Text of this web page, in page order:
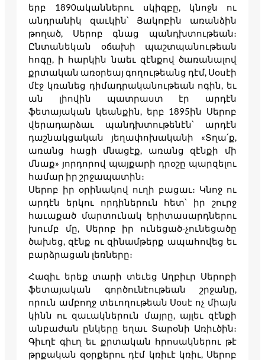
երբ 1890ականներու սկիզբը, կնոջն ու
անդրանիկ զաւկին՝ Յակոբին առանձին
թողած, Սերոբ գնաց պանդխտութեան։
Ընտանեկան օճախի պաշտպանութեան
հոգը, ի հարկին նաեւ զէնքով ծառանալով
քրտական առօրեայ գողութեանց դէմ, Սօսէի
մէջ կռանեց դիմադրականութեան ոգին, եւ
ան լիովին պատրաստ էր արդէն
ֆետայական կեանքին, երբ 1895ին Սերոբ
վերադարձաւ պանդխտութենէն՝ արդէն
դաշնակցական յեղափոխականի «Տղա՛ք,
առանց հացի մնացէք, առանց զէնքի մի
մնաք» յորդորով պայքարի դրօշը պարզելու
համար իր շրջապատին։
Սերոբ իր օրինակով ուղի բացաւ։ Կնոջ ու
արդէն երկու որդիներուն հետ՝ իր շուրջ
հաւաքած մարտունակ երիտասարդներու
խումբ մը, Սերոբ իր ունեցած-չունեցածը
ծախեց, զէնք ու զինամթերք ապահովեց եւ
բարձրացան լեռները։
Հազիւ երեք տարի տեւեց Աղբիւր Սերոբի
ֆետայական գործունէութեան շրջանը,
որուն ամբողջ տեւողութեան Սօսէ ոչ միայն
կինն ու զաւակներուն մայրը, այլեւ զէնքի
անբաժան ընկերը եղաւ Տարօնի Առիւծին։
Գիւղէ գիւղ եւ քրտական հրոսակներու թէ
թրքական զօրքերու դէմ կռիւէ կռիւ, Սերոբ